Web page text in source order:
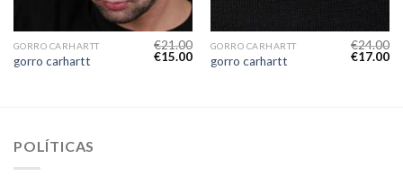
GORRO CARHARTT
gorro carhartt
€21.00
€15.00
GORRO CARHARTT
gorro carhartt
€24.00
€17.00
POLÍTICAS